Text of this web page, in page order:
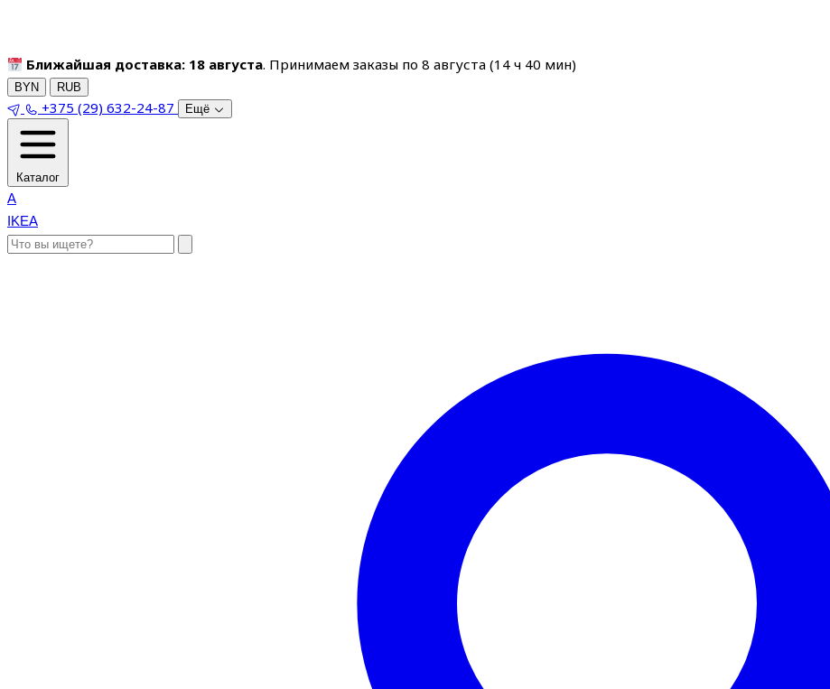
Ближайшая доставка: 18 августа. Принимаем заказы по 8 августа (14 ч 40 мин)
BYN RUB
+375 (29) 632-24-87 Ещё
Каталог
A
IKEA